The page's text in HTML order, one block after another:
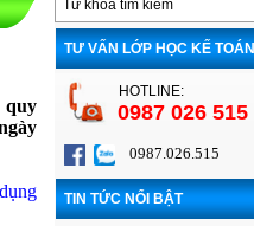
quy
TƯ VẤN LỚP HỌC KẾ TOÁN
0987 026 515
HOTLINE:
0987.026.515
TIN TỨC NỔI BẬT